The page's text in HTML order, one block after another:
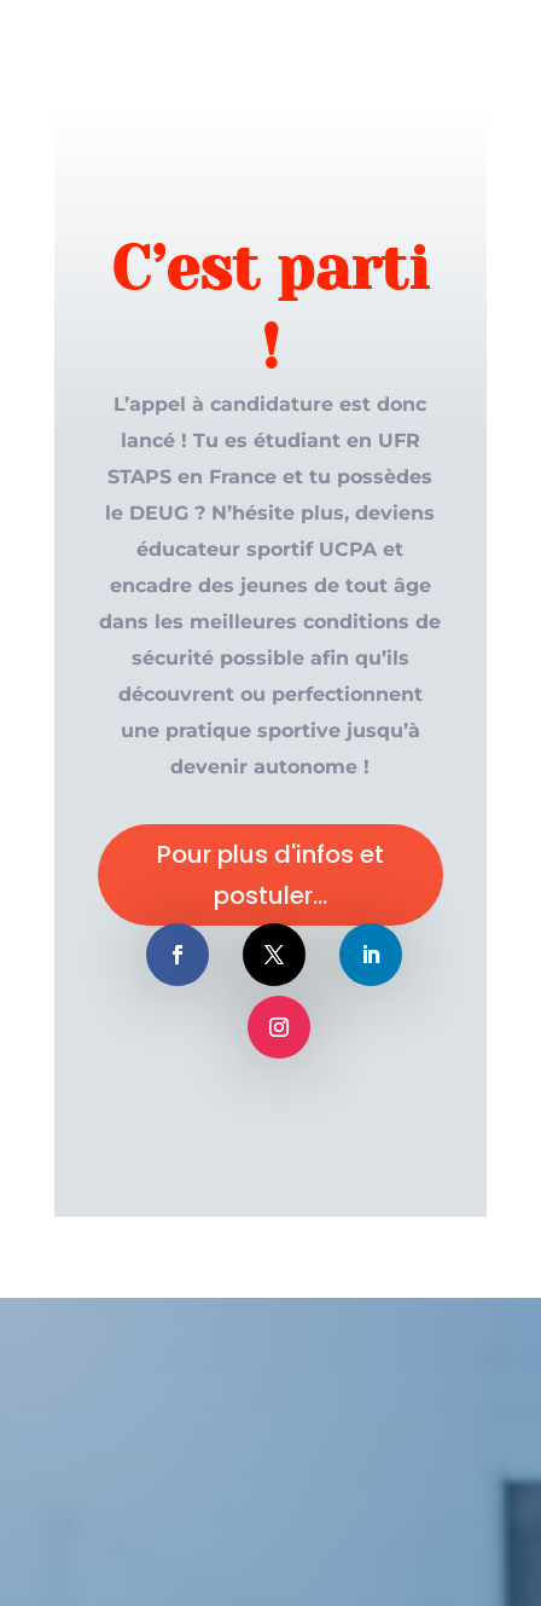
C’est parti
!
L’appel à candidature est donc
lancé ! Tu es étudiant en UFR
STAPS en France et tu possèdes
le DEUG ? N’hésite plus, deviens
éducateur sportif UCPA et
encadre des jeunes de tout âge
dans les meilleures conditions de
sécurité possible afin qu’ils
découvrent ou perfectionnent
une pratique sportive jusqu’à
devenir autonome !
Pour plus d'infos et
postuler...